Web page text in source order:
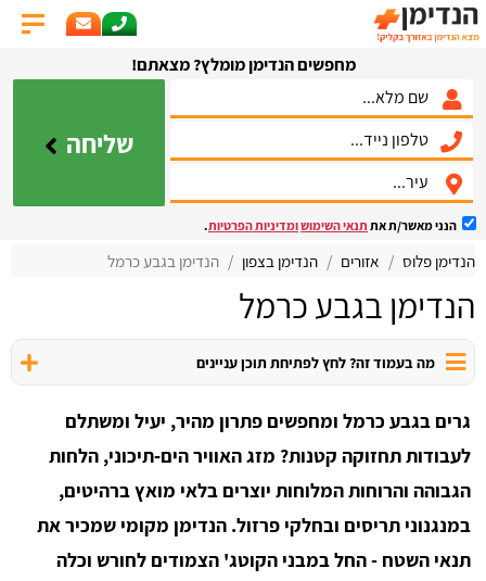
מחפשים הנדימן מומלץ? מצאתם!
שליחה
הנני מאשר/ת את תנאי השימושומדיניות הפרטיות.
הנדימן פלוס אזורים הנדימן בצפון הנדימן בגבע כרמל
הנדימן בגבע כרמל
מה בעמוד זה? לחץ לפתיחת תוכן עניינים
גרים בגבע כרמל ומחפשים פתרון מהיר, יעיל ומשתלם
לעבודות תחזוקה קטנות? מזג האוויר הים‑תיכוני, הלחות
הגבוהה והרוחות המלוחות יוצרים בלאי מואץ ברהיטים,
במנגנוני תריסים ובחלקי פרזול. הנדימן מקומי שמכיר את
תנאי השטח - החל במבני הקוטג' הצמודים לחורש וכלה